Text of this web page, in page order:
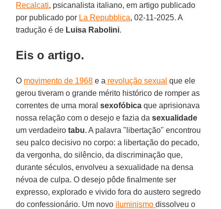
Recalcati, psicanalista italiano, em artigo publicado
por publicado por La Repubblica, 02-11-2025. A
tradução é de Luisa Rabolini.
Eis o artigo.
O movimento de 1968 e a revolução sexual que ele
gerou tiveram o grande mérito histórico de romper as
correntes de uma moralsexofóbica que aprisionava
nossa relação com o desejo e fazia dasexualidade
um verdadeirotabu. A palavra "libertação" encontrou
seu palco decisivo no corpo: a libertação do pecado,
da vergonha, do silêncio, da discriminação que,
durante séculos, envolveu a sexualidade na densa
névoa de culpa. O desejo pôde finalmente ser
expresso, explorado e vivido fora do austero segredo
do confessionário. Um novo iluminismodissolveu o